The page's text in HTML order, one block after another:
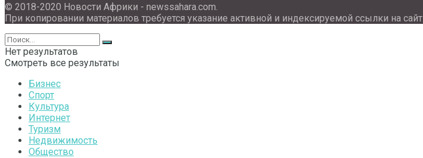
© 2018-2020 Новости Африки - newssahara.com.
При копировании материалов требуется указание активной и индексируемой ссылки на сайт.
Нет результатов
Смотреть все результаты
Бизнес
Спорт
Культура
Интернет
Туризм
Недвижимость
Общество